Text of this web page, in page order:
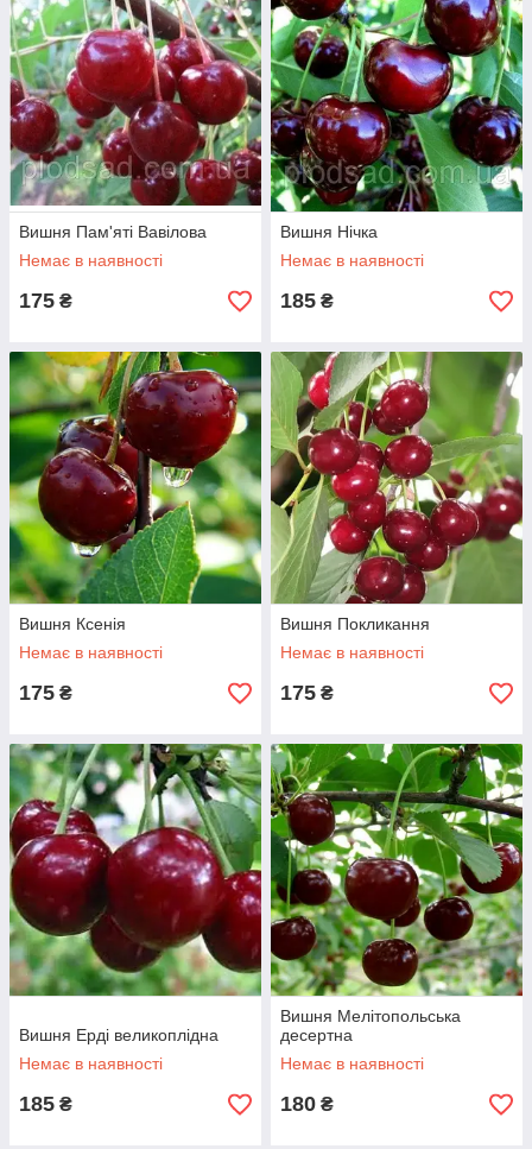
Вишня Пам'яті Вавілова
Немає в наявності
175 ₴
Вишня Нічка
Немає в наявності
185 ₴
Вишня Ксенія
Немає в наявності
175 ₴
Вишня Покликання
Немає в наявності
175 ₴
Вишня Ерді великоплідна
Немає в наявності
185 ₴
Вишня Мелітопольська
десертна
Немає в наявності
180 ₴